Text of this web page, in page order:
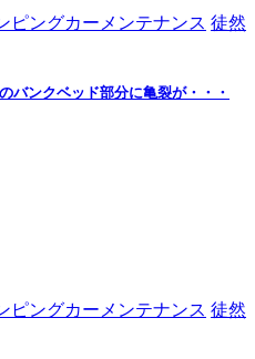
ピングカーメンテナンス 徒然
バンクベッド部分に亀裂が・・・
ピングカーメンテナンス 徒然